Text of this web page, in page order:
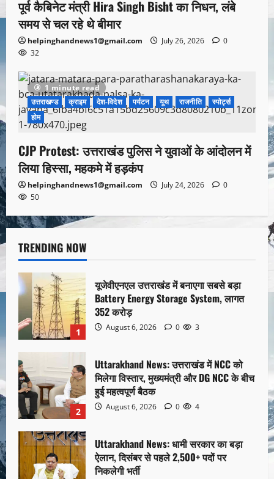
पूर्व कैबिनेट मंत्री Hira Singh Bisht का निधन, लंबे
समय से चल रहे थे बीमार
helpinghandnews1@gmail.com July 26, 2026
0
32
1 minute read
उत्तराखण्ड
क्राइम देश-विदेश पर्यटन यूथ राजनीति
स्पोर्ट्स
होम
CJP Protest: उत्तराखंड पुलिस ने युवाओं के आंदोलन में
लिया हिस्सा, महकमे में हड़कंप
helpinghandnews1@gmail.com July 24, 2026
0
50
TRENDING NOW
1
यूजेवीएनएल उत्तराखंड में बनाएगा सबसे बड़ा
Battery Energy Storage System, लागत
352 करोड़
August 6, 2026 0 3
2
Uttarakhand News: उत्तराखंड में NCC को
मिलेगा विस्तार, मुख्यमंत्री और DG NCC के बीच
हुई महत्वपूर्ण बैठक
August 6, 2026 0 4
Uttarakhand News: धामी सरकार का बड़ा
ऐलान, दिसंबर से पहले 2,500+ पदों पर
निकलेगी भर्ती